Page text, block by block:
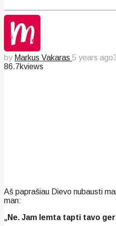
by Markus Vakaras 5 years ago
86.7kviews
Aš paprašiau Dievo nubausti
man:
„Ne. Jam lemta tapti tavo